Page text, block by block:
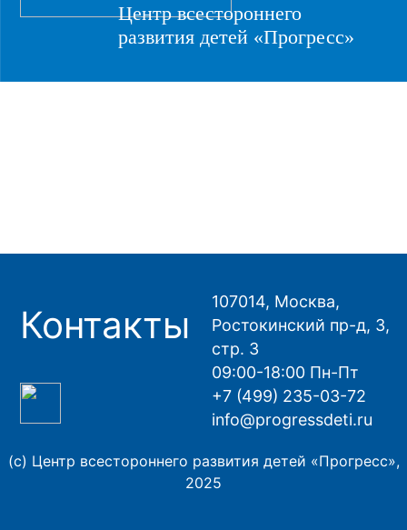
Центр всестороннего
развития детей «Прогресс»
Контакты
107014, Москва,
Ростокинский пр-д, 3,
стр. 3
09:00-18:00 Пн-Пт
+7 (499) 235-03-72
info@progressdeti.ru
(с) Центр всестороннего развития детей «Прогресс»,
2025